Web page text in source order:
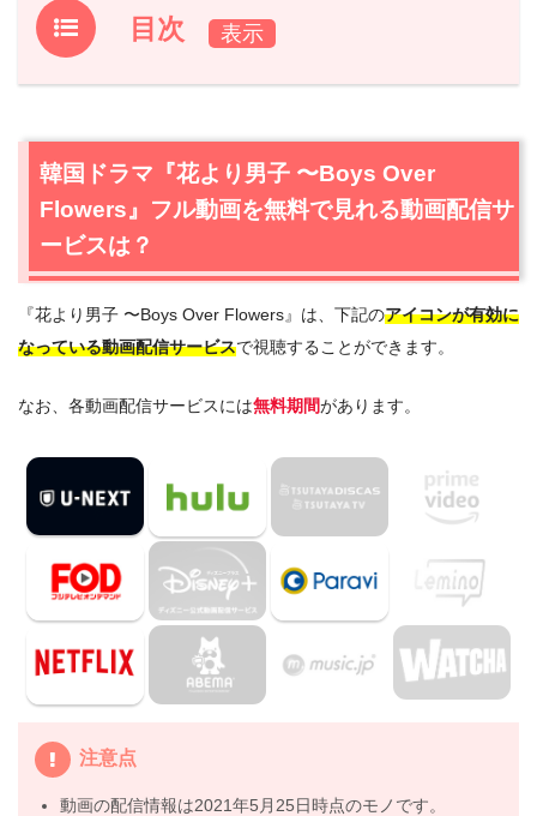
目次
1.韓国ドラマ『花より男子 〜Boys Over Flowers』フル動
視聴はU-NEXTが一番おすすめ
1.2 韓国ドラマ『花より男子 〜Boys Over Flowers』の無料
視聴はフジテレビ公式のFODプレミアムもおすすめ
2.『花より男子 〜Boys Over Flowers』作品情報
2.1 『花より男子 〜Boys Over Flowers』あらすじ
2.2『花より男子 〜Boys Over Flowers』キャスト・登場人
2.3『花より男子 〜Boys Over Flowers』制作スタッフ
3.
『花より男子 〜Boys Over Flowers』を見たい人にお
すすめの関連作品
4.韓国ドラマ『花より男子 〜Boys Over Flowers』の動
画はDailymotionやPandoraではなく、配信サービスで安
全に見よう
5.
韓国ドラマ『花より男子 〜Boys Over Flowers』動画
フル無料視聴まとめ
韓国ドラマ『花より男子 〜Boys Over
Flowers』フル動画を無料で見れる動画配信サ
ービスは？
『花より男子 〜Boys Over Flowers』は、下記のアイコンが有効に
なっている動画配信サービスで視聴することができます。
なお、各動画配信サービスには無料期間があります。
注意点
動画の配信情報は2021年5月25日時点のモノです。